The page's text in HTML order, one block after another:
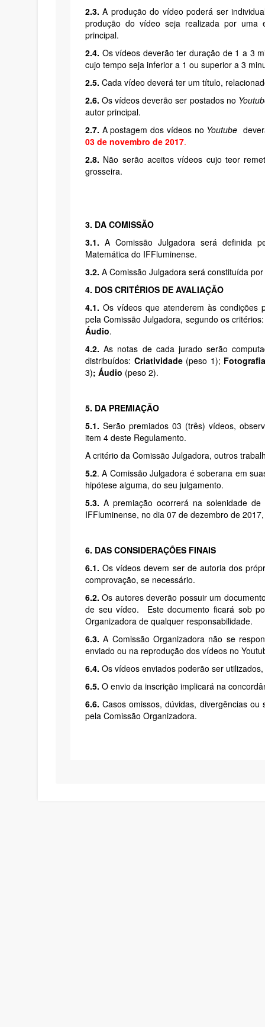
2.3.A produção do vídeo poderá ser
produção do vídeo seja realizada por uma
principal.
2.4. Os vídeos deverão ter duração de 1 a 3
cujo tempo seja inferior a 1 ou superior a 3
2.5. Cada vídeo deverá ter um título,
2.6. Os vídeos deverão ser postados no
autor principal.
2.7. A postagem dos vídeos no Youtube
03 de novembro de 2017.
2.8. Não serão aceitos vídeos cujo teor
grosseira.
3. DA COMISSÃO
3.1. A Comissão Julgadora será definida
Matemática do IFFluminense.
3.2. A Comissão Julgadora será constituída
4. DOS CRITÉRIOS DE AVALIAÇÃO
4.1. Os vídeos que atenderem às condições
pela Comissão Julgadora, segundo os
Áudio.
4.2. As notas de cada jurado serão
distribuídos: Criatividade (peso 1);
3); Áudio (peso 2).
5. DA PREMIAÇÃO
5.1. Serão premiados 03 (três) vídeos,
item 4 deste Regulamento.
A critério da Comissão Julgadora, outros
5.2. A Comissão Julgadora é soberana em
hipótese alguma, do seu julgamento.
5.3. A premiação ocorrerá na solenidade
IFFluminense, no dia 07 de dezembro de
6. DAS CONSIDERAÇÕES FINAIS
6.1.Os vídeos devem ser de autoria dos
comprovação, se necessário.
6.2. Os autores deverão possuir um
de seu vídeo. Este documento ficará sob
Organizadora de qualquer responsabilidade.
6.3. A Comissão Organizadora não se
enviado ou na reprodução dos vídeos no
6.4. Os vídeos enviados poderão ser
6.5. O envio da inscrição implicará na
6.6. Casos omissos, dúvidas, divergências
pela Comissão Organizadora.